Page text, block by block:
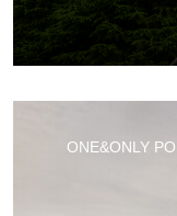
ONE&ONLY